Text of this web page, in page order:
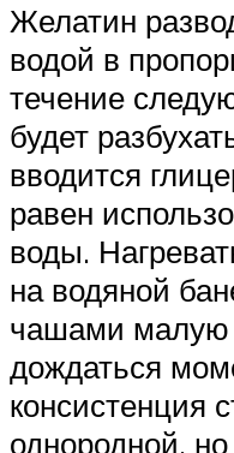
Желатин
водой в
течение
будет
вводится
равен
воды.
на водяной
чашами
дождаться
консистенция
однородной,